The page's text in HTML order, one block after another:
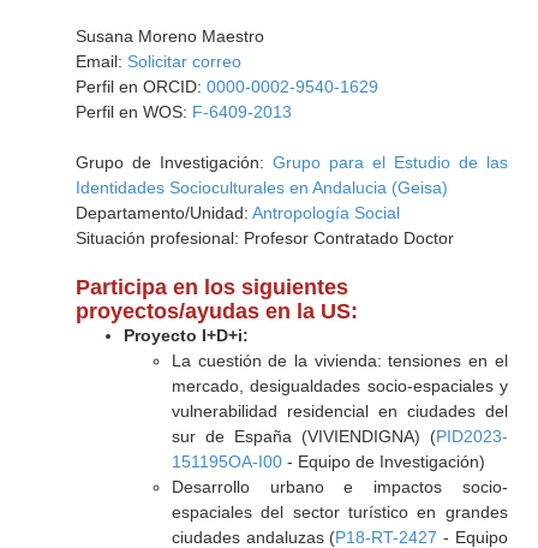
Susana Moreno Maestro
Email: Solicitar correo
Perfil en ORCID: 0000-0002-9540-1629
Perfil en WOS: F-6409-2013
Grupo de Investigación: Grupo para el Estudio de las
Identidades Socioculturales en Andalucia (Geisa)
Departamento/Unidad: Antropología Social
Situación profesional: Profesor Contratado Doctor
Participa en los siguientes
proyectos/ayudas en la US:
Proyecto I+D+i:
La cuestión de la vivienda: tensiones en el
mercado, desigualdades socio-espaciales y
vulnerabilidad residencial en ciudades del
sur de España (VIVIENDIGNA) (PID2023-
151195OA-I00- Equipo de Investigación)
Desarrollo urbano e impactos socio-
espaciales del sector turístico en grandes
ciudades andaluzas (P18-RT-2427 - Equipo